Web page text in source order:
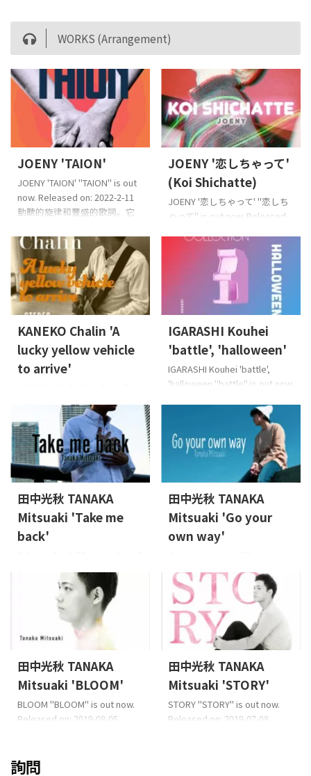
Mitsuaki) / gummi-
coComposer: gummi-
coArranger:五十嵐耕平
（日語） ©2019 TF
CreativeWorks℗2019 TF
CreativeWorks Streaming
https://youtu.be/9X_xOs2Fkg
Mitsuaki) / gummi-
coComposer: gummi-
（日語） ©2019 TF
CreativeWorks℗2019 TF
CreativeWorks Streaming
Video
https://youtu.be/pqJ4QEQfM
WORKS (Arrangement)
JOENY 'TAION'
JOENY 'TAION' "TAION" is out
now. Released on: 2022-2-11
動聽的旋律和豐盛的歌詞。它
想要聽到的歌曲
Lyricist:
JOENYComposer:
JOENYArranger: JOENY, 五十
嵐耕平 ©2022 TF
CreativeWorks℗2022 TF
CreativeWorks 歌詞來自這裡
（日語） Apple音
樂,Spotify,YouTube音
樂,Amazon音樂和其他主要音
樂發行商店
JOENY '恋しちゃって'
(Koi Shichatte)
JOENY '恋しちゃって' "恋しち
ゃって" is out now. Released
單曲。時髦的迪斯科曲調。
Lyricist: JOENYComposer:
JOENYArranger: JOENY , 五十
嵐耕平(IGARASHI Kouhei)
©2021 TF
CreativeWorks℗2021 TF
CreativeWorks 歌詞來自這裡
（日語） Apple音
樂,Spotify,YouTube音
樂,Amazon音樂和其他主要音
KANEKO Chalin 'A
lucky yellow vehicle
to arrive'
vehicle to arrive' "A lucky
yellow vehicle to arrive" is out
now. Released on: 2021-10-20
一首讓人聯想到80年代的民謠
歌曲,以靈魂音樂的品味安排閃
耀。 Lyricist: KANEKO
ChalinComposer: KANEKO
ChalinArranger: 五十嵐耕平
(IGARASHI Kouhei) ©2021 TF
CreativeWorks℗20 ...
IGARASHI Kouhei
'battle', 'halloween'
IGARASHI Kouhei 'battle',
'halloween "battle" is out now.
類似電視遊戲的作品包含戰鬥
動作音樂“battle”,這是適合萬聖
節時間的幻想音樂
“halloween”。 Composer:
IGARASHI KouheiArranger:
IGARASHI Kouhei ©2021 TF
CreativeWorks℗2021 TF
CreativeWorks Apple音
樂,Spotify,YouTub ...
田中光秋 TANAKA
Mitsuaki 'Take me
back'
is out now. Released on: 2020-
01-22 Lyricist: 田中光秋(Tanaka
Mitsuaki) / gummi-
coComposer: gummi-
coArranger: 水野晴丸(Mizuno
Haruma) 歌詞來自這裡（日
語） ©2020 TF
CreativeWorks℗2020 TF
CreativeWorks Streaming
Download
https://youtu.be/eOF_U-hTr ...
田中光秋 TANAKA
Mitsuaki 'Go your
own way'
own way" is out now.
Released on: 2019-10-30
Lyricist: 田中光秋(Tanaka
Mitsuaki) / gummi-
coComposer: gummi-
coArranger: 五十嵐耕平
(Igarashi Kouhei) 歌詞來自這裡
（日語） ©2019 TF
CreativeWorks℗2019 TF
CreativeWorks Streaming
Download Trailer https://y ...
田中光秋 TANAKA
Mitsuaki 'BLOOM'
BLOOM "BLOOM" is out now.
Released on: 2019-08-05
coComposer: gummi-
田中光秋 TANAKA
Mitsuaki 'STORY'
STORY "STORY" is out now.
Released on: 2019-07-08
詢問